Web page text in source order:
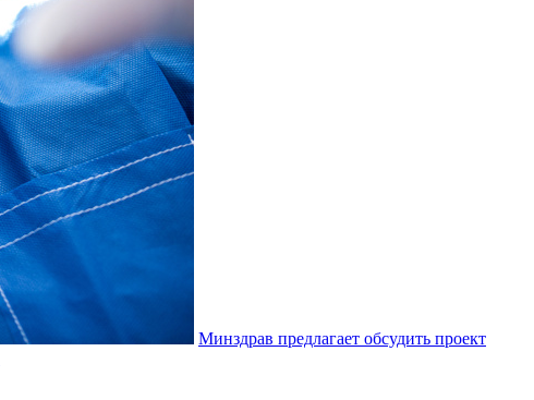
Минздрав предлагает обсудить проект